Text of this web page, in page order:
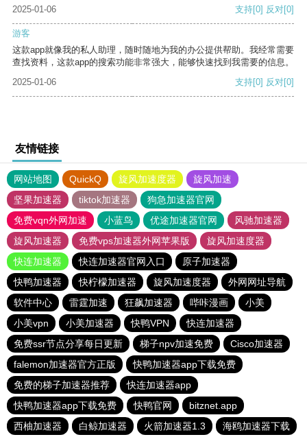
2025-01-06 支持[0] 反对[0]
游客
这款app就像我的私人助理，随时随地为我的办公提供帮助。我经常需要
查找资料，这款app的搜索功能非常强大，能够快速找到我需要的信息。
2025-01-06
支持[0] 反对[0]
友情链接
网站地图 QuickQ 旋风加速度器
旋风加速
坚果加速器
tiktok加速器
狗急加速器官网
免费vqn外网加速
小蓝鸟 优途加速器官网
风驰加速器
旋风加速器
免费vps加速器外网苹果版
旋风加速度器
快连加速器
快连加速器官网入口
原子加速器
快鸭加速器
快柠檬加速器 旋风加速度器
外网网址导航
软件中心
雷霆加速 狂飙加速器 哔咔漫画
小美
小美vpn
小美加速器 快鸭VPN
快连加速器
免费ssr节点分享每日更新
梯子npv加速免费
Cisco加速器
falemon加速器官方正版
快鸭加速器app下载免费
免费的梯子加速器推荐
快连加速器app
快鸭加速器app下载免费
快鸭官网
bitznet.app
西柚加速器
白鲸加速器 火箭加速器1.3 海鸥加速器下载